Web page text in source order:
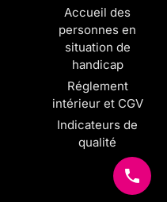
Accueil des
personnes en
situation de
handicap
Réglement
intérieur et CGV
Indicateurs de
qualité